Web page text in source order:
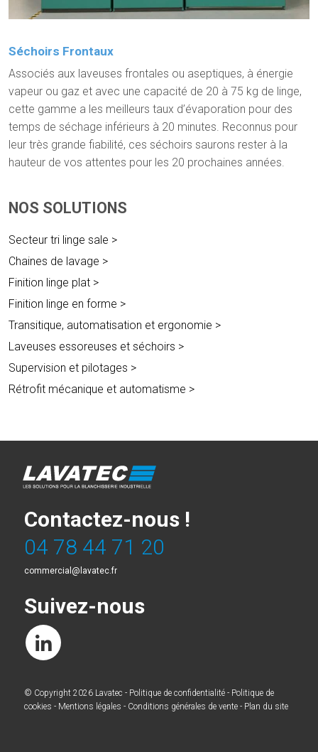
NOS SOLUTIONS
Secteur tri linge sale
Chaines de lavage
Finition linge plat
Finition linge en forme
Transitique, automatisation et ergonomie
Laveuses essoreuses et séchoirs
Supervision et pilotages
Rétrofit mécanique et automatisme
Séchoirs Frontaux
Associés aux laveuses frontales ou aseptiques, à énergie
vapeur ou gaz et avec une capacité de 20 à 75 kg de linge,
cette gamme a les meilleurs taux d’évaporation pour des
temps de séchage inférieurs à 20 minutes. Reconnus pour
leur très grande fiabilité, ces séchoirs saurons rester à la
hauteur de vos attentes pour les 20 prochaines années.
Contactez-nous !
04 78 44 71 20
commercial@lavatec.fr
Suivez-nous
© Copyright 2026 Lavatec - Politique de confidentialité - Politique de
cookies - Mentions légales - Conditions générales de vente - Plan du site